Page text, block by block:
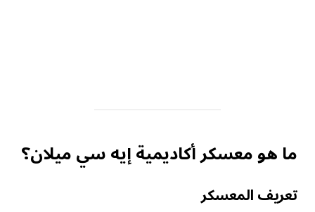
ما هو معسكر أكاديمية إيه سي ميلان؟
تعريف المعسكر